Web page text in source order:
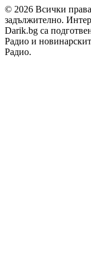
© 2026 Всички
задължително.
Darik.bg са
Радио и
Радио.